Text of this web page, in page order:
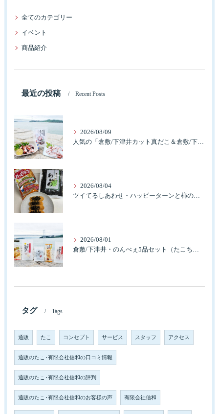
全てのカテゴリー
イベント
商品紹介
最近の投稿 Recent Posts
2026/08/09
人気の「倉敷/下津井カット真だこ＆倉敷/下津井産真だこ唐揚げ・セット」簡単に食べれますよ。
2026/08/04
ツイてるしあわせ・ハッピーターンと柿の種とそふとわかめふりかけとタコふりかけ・ハッピーコラボレーション
2026/08/01
倉敷/下津井・のんべぇ5品セット（たこちく、たこ玉、味付のり、串酢だこ、味付けけやわらか真だこチーズ）3歳のお子様も大好きなんですよ。
タグ Tags
通販 たこ コンセプト サービス スタッフ アクセス
通販のたこ･有限会社信和の口コミ情報
通販のたこ･有限会社信和の評判
通販のたこ･有限会社信和のお客様の声 有限会社信和